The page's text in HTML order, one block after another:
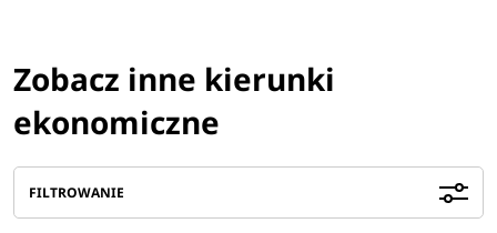
Zobacz inne kierunki
ekonomiczne
FILTROWANIE